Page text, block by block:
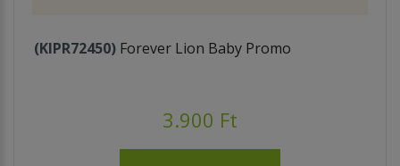
(KIPR72450) Forever Lion Baby Promo
3.900 Ft